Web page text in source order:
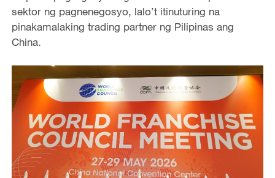
sektor ng pagnenegosyo, lalo’t itinuturing na
pinakamalaking trading partner ng Pilipinas ang
China.